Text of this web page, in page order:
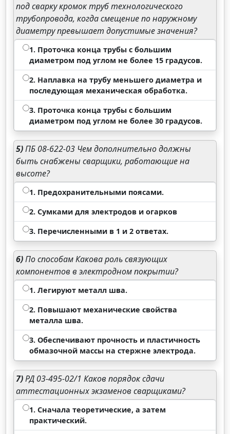
под сварку кромок труб технологического
трубопровода, когда смещение по наружному
диаметру превышает допустимые значения?
1. Проточка конца трубы с большим
диаметром под углом не более 15 градусов.
2. Наплавка на трубу меньшего диаметра и
последующая механическая обработка.
3. Проточка конца трубы с большим
диаметром под углом не более 30 градусов.
5)ПБ 08-622-03 Чем дополнительно должны
быть снабжены сварщики, работающие на
высоте?
1. Предохранительными поясами.
2. Сумками для электродов и огарков
3. Перечисленными в 1 и 2 ответах.
6)По способам Какова роль связующих
компонентов в электродном покрытии?
1. Легируют металл шва.
2. Повышают механические свойства
металла шва.
3. Обеспечивают прочность и пластичность
обмазочной массы на стержне электрода.
7)РД 03-495-02/1 Каков порядок сдачи
аттестационных экзаменов сварщиками?
1. Сначала теоретические, а затем
практический.